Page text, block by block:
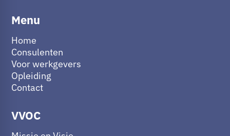
Menu
Home
Consulenten
Voor werkgevers
Opleiding
Contact
VVOC